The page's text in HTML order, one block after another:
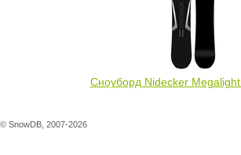
Сноуборд Nidecker
© SnowDB, 2007-2026